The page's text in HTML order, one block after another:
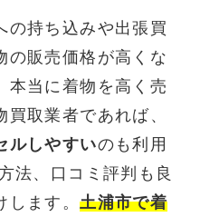
の持ち込みや出張買
の販売価格が高くな
本当に着物を高く売
取業者であれば、
ルしやすいのも利用
法、口コミ評判も良
します。土浦市で着